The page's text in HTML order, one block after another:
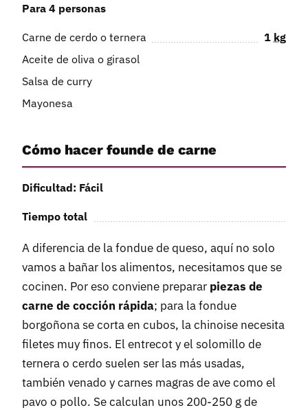
Para 4 personas
Carne de cerdo o ternera 1 kg
Aceite de oliva o girasol
Salsa de curry
Mayonesa
Cómo hacer founde de carne
Dificultad: Fácil
Tiempo total
A diferencia de la fondue de queso, aquí no solo
vamos a bañar los alimentos, necesitamos que se
cocinen. Por eso conviene preparar piezas de
carne de cocción rápida; para la fondue
borgoñona se corta en cubos, la chinoise necesita
filetes muy finos. El entrecot y el solomillo de
ternera o cerdo suelen ser las más usadas,
también venado y carnes magras de ave como el
pavo o pollo. Se calculan unos 200-250 g de